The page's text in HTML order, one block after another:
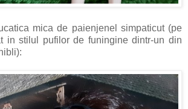
mica de paienjenel simpaticut (pe
in stilul pufilor de funingine dintr-un din